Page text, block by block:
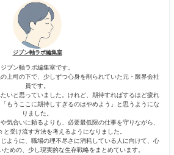
ジブン軸ラボ編集室
ジブン軸ラボ編集室です。
上司の下で、少しずつ心身を削られていた元・限界会社
員です。
いと思っていました。けれど、期待すればするほど疲れ
もうここに期待しすぎるのはやめよう」と思うようにな
りました。
気合いに頼るよりも、必要最低限の仕事を守りながら、
と受け流す方法を考えるようになりました。
ように、職場の理不尽さに消耗している人に向けて、心
ための、少し現実的な生存戦略をまとめています。